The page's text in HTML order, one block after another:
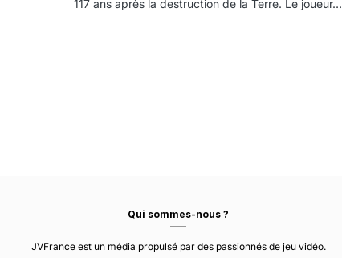
117 ans après la destruction de la Terre. Le joueur…
Qui sommes-nous ?
JVFrance est un média propulsé par des passionnés de jeu vidéo.